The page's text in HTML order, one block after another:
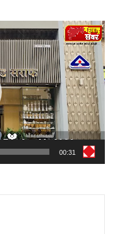
00:31